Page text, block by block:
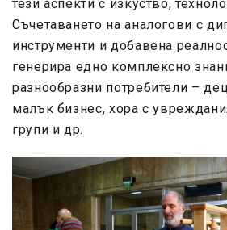
тези аспекти с изкуство,
Съчетаването на аналогови с
инструменти и добавена
генерира едно комплексно
разнообразни потребители –
малък бизнес, хора с
групи и др.